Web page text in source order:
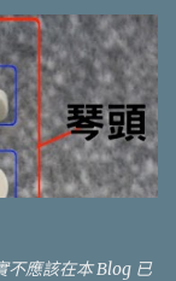
六告誡我的應該
然，這是一個目
態中，老實說這樣
唱自己喜歡的歌
的目的並沒有那
始整理一下自己有
大家。
不應該在本 Blog 已